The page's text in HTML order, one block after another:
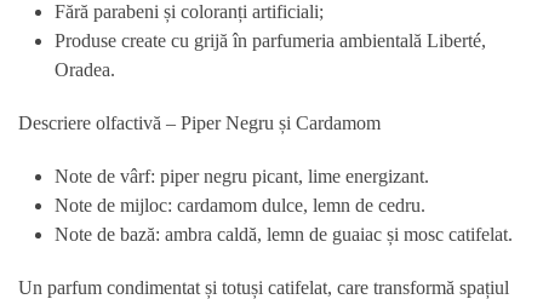
Fără parabeni și coloranți artificiali;
Produse create cu grijă în parfumeria ambientală Liberté,
Oradea.
Descriere olfactivă – Piper Negru și Cardamom
Note de vârf: piper negru picant, lime energizant.
Note de mijloc: cardamom dulce, lemn de cedru.
Note de bază: ambra caldă, lemn de guaiac și mosc catifelat.
Un parfum condimentat și totuși catifelat, care transformă spațiul